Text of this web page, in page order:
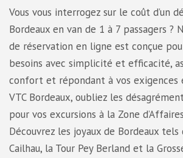
Vous vous interrogez sur le coût d’un
Bordeaux en van de 1 à 7 passagers
de réservation en ligne est conçue
besoins avec simplicité et efficacité,
confort et répondant à vos exigences
VTC Bordeaux, oubliez les
pour vos excursions à la Zone
Découvrez les joyaux de Bordeaux
Cailhau, la Tour Pey Berland et la